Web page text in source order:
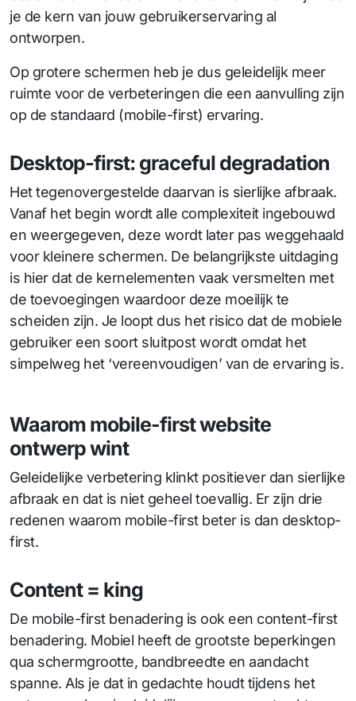
je de kern van jouw gebruikerservaring al
ontworpen.
Op grotere schermen heb je dus geleidelijk meer
ruimte voor de verbeteringen die een aanvulling zijn
op de standaard (mobile-first) ervaring.
Desktop-first: graceful degradation
Het tegenovergestelde daarvan is sierlijke afbraak.
Vanaf het begin wordt alle complexiteit ingebouwd
en weergegeven, deze wordt later pas weggehaald
voor kleinere schermen. De belangrijkste uitdaging
is hier dat de kernelementen vaak versmelten met
de toevoegingen waardoor deze moeilijk te
scheiden zijn. Je loopt dus het risico dat de mobiele
gebruiker een soort sluitpost wordt omdat het
simpelweg het ‘vereenvoudigen’ van de ervaring is.
Waarom mobile-first website
ontwerp wint
Geleidelijke verbetering klinkt positiever dan sierlijke
afbraak en dat is niet geheel toevallig. Er zijn drie
redenen waarom mobile-first beter is dan desktop-
first.
Content = king
De mobile-first benadering is ook een content-first
benadering. Mobiel heeft de grootste beperkingen
qua schermgrootte, bandbreedte en aandacht
spanne. Als je dat in gedachte houdt tijdens het